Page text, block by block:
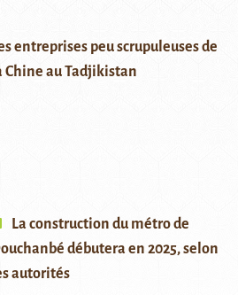
entreprises peu scrupuleuses de
Chine au Tadjikistan
La construction du métro de
débutera en 2025, selon
autorités